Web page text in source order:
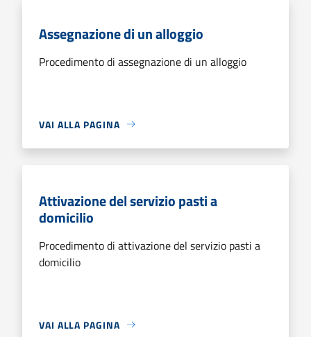
Assegnazione di un alloggio
Procedimento di assegnazione di un alloggio
VAI ALLA PAGINA
Attivazione del servizio pasti a
domicilio
Procedimento di attivazione del servizio pasti a
domicilio
VAI ALLA PAGINA